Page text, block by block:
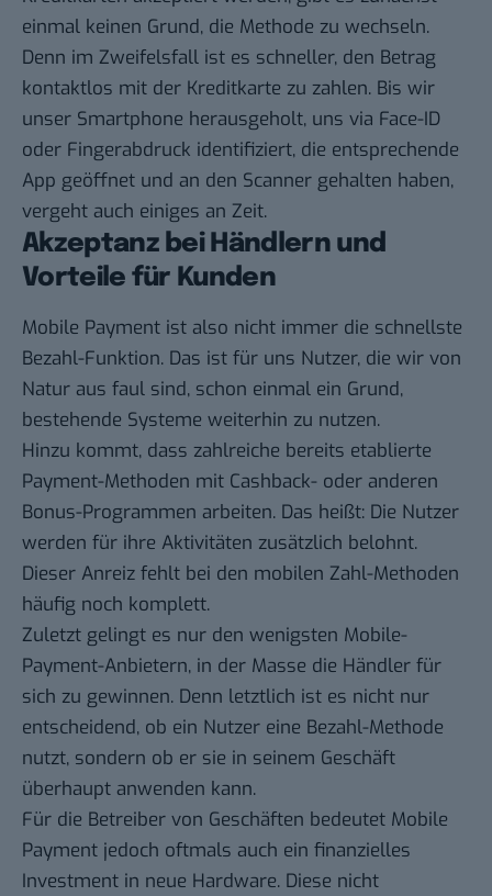
einmal keinen Grund, die Methode zu wechseln.
Denn im Zweifelsfall ist es schneller, den Betrag
kontaktlos mit der Kreditkarte zu zahlen. Bis wir
unser Smartphone herausgeholt, uns via Face-ID
oder Fingerabdruck identifiziert, die entsprechende
App geöffnet und an den Scanner gehalten haben,
vergeht auch einiges an Zeit.
Akzeptanz bei Händlern und
Vorteile für Kunden
Mobile Payment ist also nicht immer die schnellste
Bezahl-Funktion. Das ist für uns Nutzer, die wir von
Natur aus faul sind, schon einmal ein Grund,
bestehende Systeme weiterhin zu nutzen.
Hinzu kommt, dass zahlreiche bereits etablierte
Payment-Methoden mit Cashback- oder anderen
Bonus-Programmen arbeiten. Das heißt: Die Nutzer
werden für ihre Aktivitäten zusätzlich belohnt.
Dieser Anreiz fehlt bei den mobilen Zahl-Methoden
häufig noch komplett.
Zuletzt gelingt es nur den wenigsten Mobile-
Payment-Anbietern, in der Masse die Händler für
sich zu gewinnen. Denn letztlich ist es nicht nur
entscheidend, ob ein Nutzer eine Bezahl-Methode
nutzt, sondern ob er sie in seinem Geschäft
überhaupt anwenden kann.
Für die Betreiber von Geschäften bedeutet Mobile
Payment jedoch oftmals auch ein finanzielles
Investment in neue Hardware. Diese nicht